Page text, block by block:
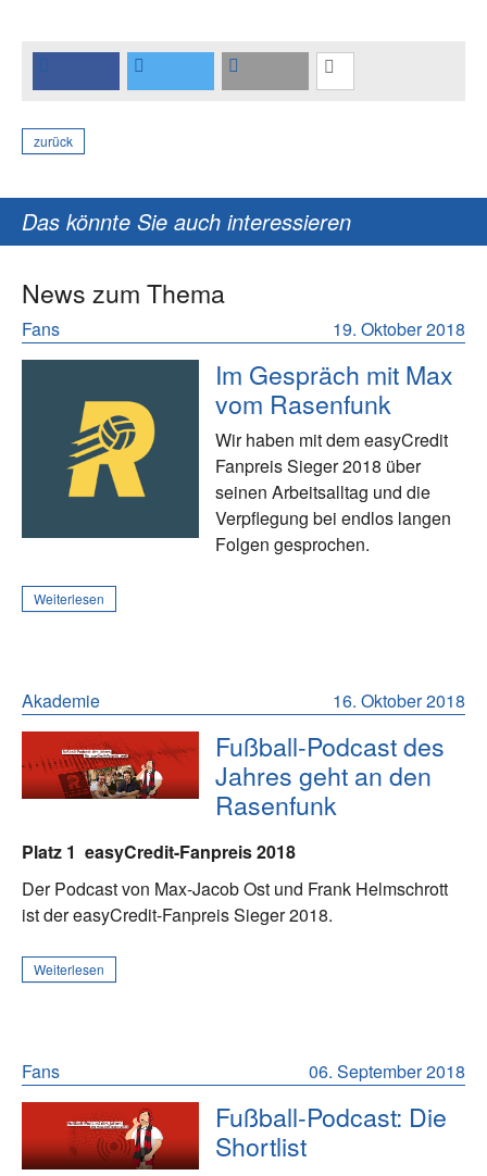
zurück
Das könnte Sie auch interessieren
News zum Thema
19. Oktober 2018
Fans
Im Gespräch mit Max
vom Rasenfunk
Wir haben mit dem easyCredit
Fanpreis Sieger 2018 über
seinen Arbeitsalltag und die
Verpflegung bei endlos langen
Folgen gesprochen.
Weiterlesen
16. Oktober 2018
Akademie
Fußball-Podcast des
Jahres geht an den
Rasenfunk
Platz 1 easyCredit-Fanpreis 2018
Der Podcast von Max-Jacob Ost und Frank Helmschrott
ist der easyCredit-Fanpreis Sieger 2018.
Weiterlesen
06. September 2018
Fans
Fußball-Podcast: Die
Shortlist